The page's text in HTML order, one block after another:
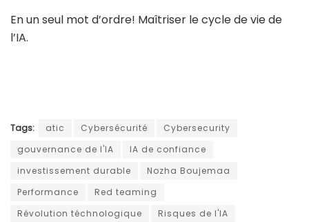
En un seul mot d’ordre! Maîtriser le cycle de vie de
l’IA.
Tags: atic Cybersécurité
Cybersecurity
gouvernance de l'IA
IA de confiance
investissement durable
Nozha Boujemaa
Performance
Red teaming
Révolution téchnologique
Risques de l'IA